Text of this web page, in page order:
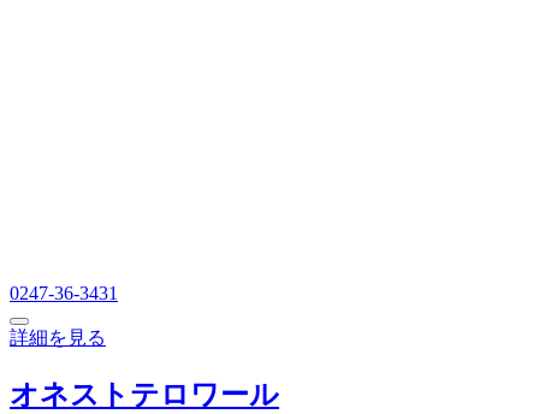
0247-36-3431
詳細を見る
オネストテロワール